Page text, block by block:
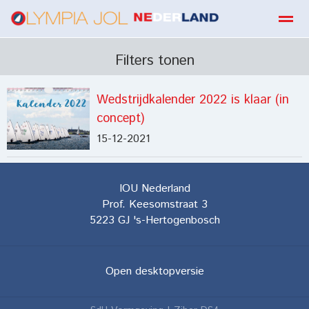
Home
Filters tonen
Wedstrijdkalender 2022 is klaar (in
concept)
15-12-2021
IOU Nederland
Prof. Keesomstraat 3
5223 GJ 's-Hertogenbosch
Open desktopversie